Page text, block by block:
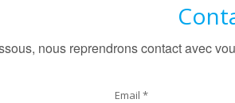
nous reprendrons contact avec
Email *